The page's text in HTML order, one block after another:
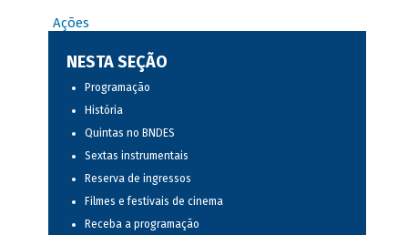
Ações
NESTA SEÇÃO
Programação
História
Quintas no BNDES
Sextas instrumentais
Reserva de ingressos
Filmes e festivais de cinema
Receba a programação